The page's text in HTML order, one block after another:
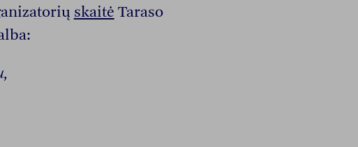
skaitė Taraso